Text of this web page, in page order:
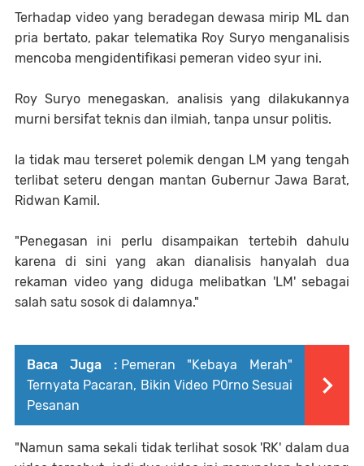
Terhadap video yang beradegan dewasa mirip ML dan
pria bertato, pakar telematika Roy Suryo menganalisis
mencoba mengidentifikasi pemeran video syur ini.
Roy Suryo menegaskan, analisis yang dilakukannya
murni bersifat teknis dan ilmiah, tanpa unsur politis.
Ia tidak mau terseret polemik dengan LM yang tengah
terlibat seteru dengan mantan Gubernur Jawa Barat,
Ridwan Kamil.
"Penegasan ini perlu disampaikan tertebih dahulu
karena di sini yang akan dianalisis hanyalah dua
rekaman video yang diduga melibatkan 'LM' sebagai
salah satu sosok di dalamnya."
Baca Juga : Pemeran "Kebaya Merah"
Ternyata Pacaran, Bikin Video P0rno Sesuai
Pesanan
"Namun sama sekali tidak terlihat sosok 'RK' dalam dua